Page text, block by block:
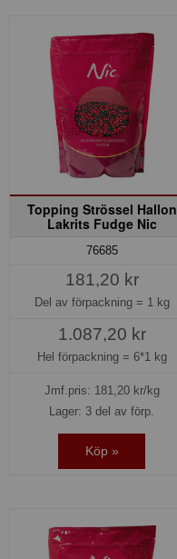
Topping Strössel Hallon
Lakrits Fudge Nic
76685
181,20 kr
Del av förpackning = 1 kg
1.087,20 kr
Hel förpackning = 6*1 kg
Jmf.pris: 181,20kr/kg
Lager: 3 del av förp.
Köp »